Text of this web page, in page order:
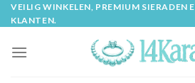
Skip
to
VEILIG WINKELEN, PREMIUM SIERADEN
KLANTEN.